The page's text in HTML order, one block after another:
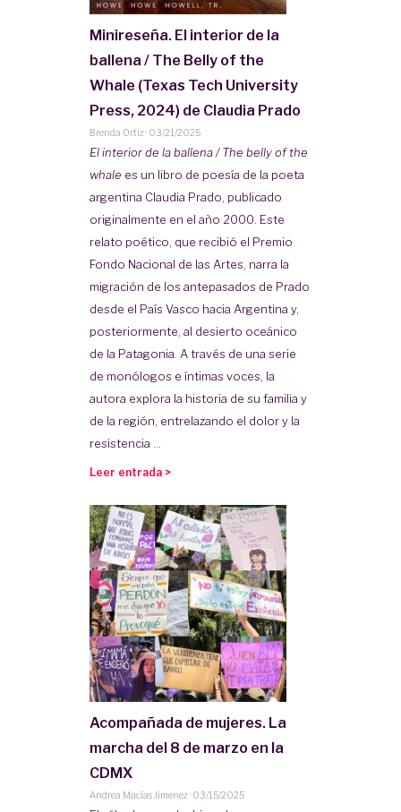
Minireseña. El interior de la
ballena / The Belly of the
Whale (Texas Tech University
Press, 2024) de Claudia Prado
Brenda Ortiz · 03/21/2025
El interior de la ballena / The belly of the
whale es un libro de poesía de la poeta
argentina Claudia Prado, publicado
originalmente en el año 2000. Este
relato poético, que recibió el Premio
Fondo Nacional de las Artes, narra la
migración de los antepasados de Prado
desde el País Vasco hacia Argentina y,
posteriormente, al desierto oceánico
de la Patagonia. A través de una serie
de monólogos e íntimas voces, la
autora explora la historia de su familia y
de la región, entrelazando el dolor y la
resistencia ...
Leer entrada >
Acompañada de mujeres. La
marcha del 8 de marzo en la
CDMX
Andrea Macías Jimenez · 03/15/2025